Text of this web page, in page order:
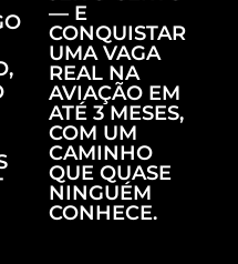
— E
CONQUISTAR
UMA VAGA
REAL NA
AVIAÇÃO EM
ATÉ 3 MESES,
COM UM
CAMINHO
QUE QUASE
NINGUÉM
CONHECE.